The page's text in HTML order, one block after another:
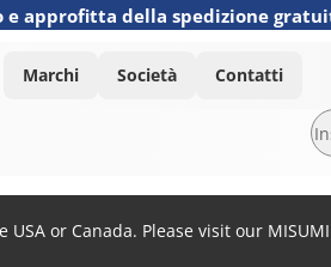
e approfitta della spedizione
Marchi Società Contatti
or Canada. Please visit our